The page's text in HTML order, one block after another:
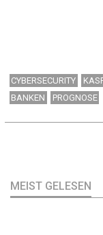
CYBERSECURITY
BANKEN
PROGNOSE
MEIST GELESEN